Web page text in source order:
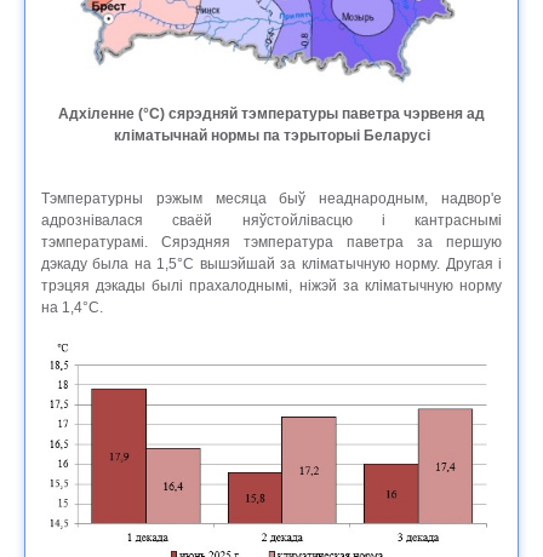
Адхіленне (°C) сярэдняй тэмпературы паветра чэрвеня ад
кліматычнай нормы па тэрыторыі Беларусі
Тэмпературны рэжым месяца быў неаднародным, надвор'е
адрознівалася сваёй няўстойлівасцю і кантраснымі
тэмпературамі. Сярэдняя тэмпература паветра за першую
дэкаду была на 1,5°C вышэйшай за кліматычную норму. Другая і
трэцяя дэкады былі прахалоднымі, ніжэй за кліматычную норму
на 1,4°C.